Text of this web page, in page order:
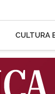
CULTURA